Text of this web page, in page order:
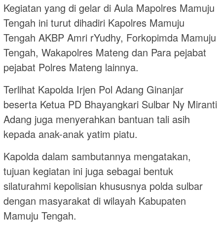
Kegiatan yang di gelar di Aula Mapolres Mamuju
Tengah ini turut dihadiri Kapolres Mamuju
Tengah AKBP Amri rYudhy, Forkopimda Mamuju
Tengah, Wakapolres Mateng dan Para pejabat
pejabat Polres Mateng lainnya.
Terlihat Kapolda Irjen Pol Adang Ginanjar
beserta Ketua PD Bhayangkari Sulbar Ny Miranti
Adang juga menyerahkan bantuan tali asih
kepada anak-anak yatim piatu.
Kapolda dalam sambutannya mengatakan,
tujuan kegiatan ini juga sebagai bentuk
silaturahmi kepolisian khususnya polda sulbar
dengan masyarakat di wilayah Kabupaten
Mamuju Tengah.